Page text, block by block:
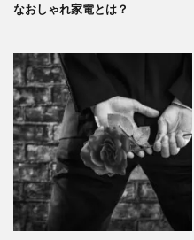
なおしゃれ家電とは？